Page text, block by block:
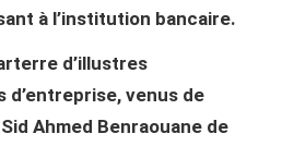
à l’institution bancaire.
d’illustres
venus de
Ahmed Benraouane de